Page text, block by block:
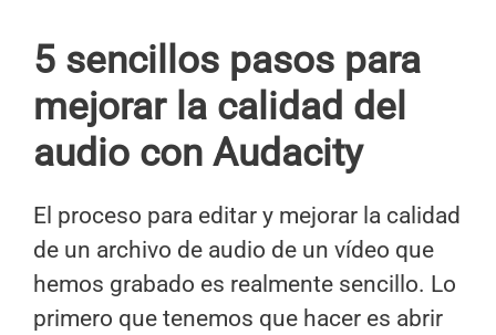
5 sencillos pasos para
mejorar la calidad del
audio con Audacity
El proceso para editar y mejorar la calidad
de un archivo de audio de un vídeo que
hemos grabado es realmente sencillo. Lo
primero que tenemos que hacer es abrir